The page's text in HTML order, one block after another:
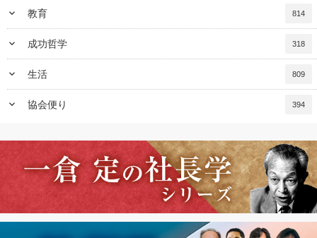
keyboard_arrow_down 教育 814
keyboard_arrow_down 成功哲学 318
keyboard_arrow_down 生活 809
keyboard_arrow_down 協会便り 394